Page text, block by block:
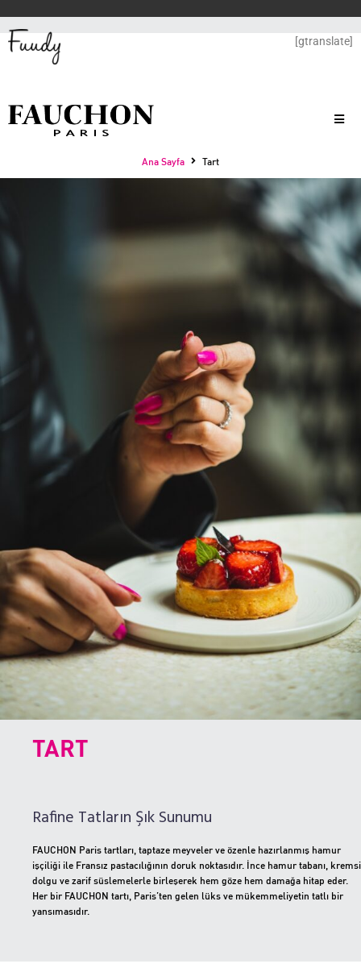
[gtranslate]
Ana Sayfa Tart
TART
Rafine Tatların Şık Sunumu
FAUCHON Paris tartları, taptaze meyveler ve özenle hazırlanmış hamur
işçiliği ile Fransız pastacılığının doruk noktasıdır. İnce hamur tabanı, kremsi
dolgu ve zarif süslemelerle birleşerek hem göze hem damağa hitap eder.
Her bir FAUCHON tartı, Paris’ten gelen lüks ve mükemmeliyetin tatlı bir
yansımasıdır.